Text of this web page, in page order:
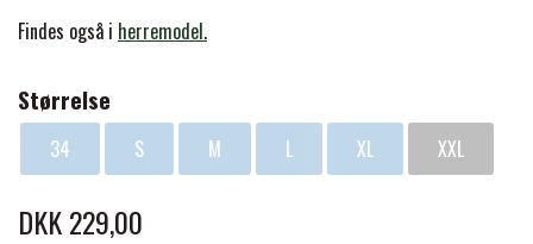
BØRN & JUNIOR
STALD & FOLD
SKO & SMEDEVÆRKTØJ
TRAV KUSK
PONYTRAV
PREMIER EQUINE MAGNET & INFRARØD
TERAPI
PREMIER EQUINE GRIMER & TRÆKTOV
FENWICK LIQUID TITANIUM®
Findes også i herremodel.
Størrelse
34 S M L XL XXL
DKK 229,00